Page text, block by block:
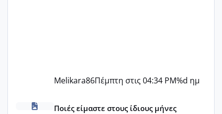
Melikara86Πέμπτη στις 04:34 PM%d ημ
Μωράκια Δεκεμβρίου 2026
Ποιές είμαστε στους ίδιους μήνες